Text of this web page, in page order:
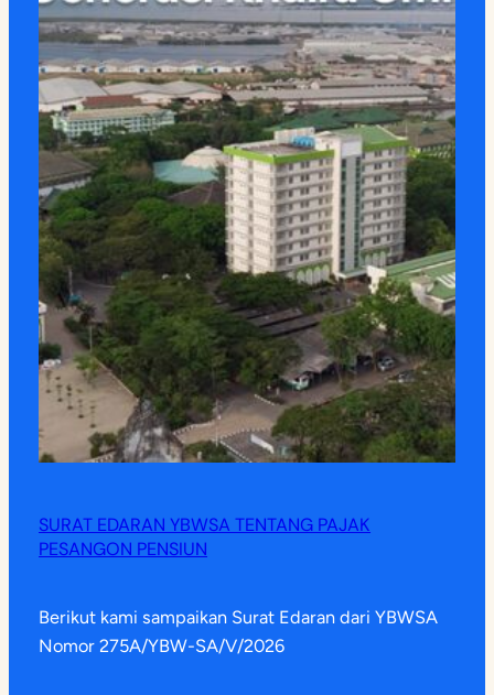
SURAT EDARAN YBWSA TENTANG PAJAK
PESANGON PENSIUN
Berikut kami sampaikan Surat Edaran dari YBWSA
Nomor 275A/YBW-SA/V/2026